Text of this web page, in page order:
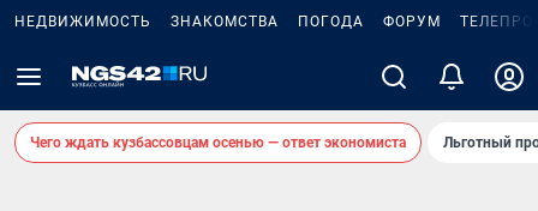
НЕДВИЖИМОСТЬ ЗНАКОМСТВА ПОГОДА ФОРУМ
Чего ждать кузбассовцам осенью — ответ экономиста Льготный